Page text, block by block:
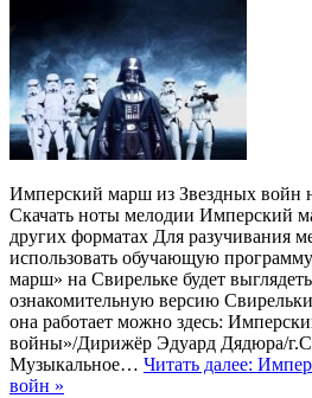
Имперский марш из Звездных войн
Скачать ноты мелодии Имперский
других форматах Для разучивания
использовать обучающую
марш» на Свирельке будет
ознакомительную версию
она работает можно здесь:
войны»/Дирижёр Эдуард Дядюра/
Музыкальное… Читать далее:
войн »